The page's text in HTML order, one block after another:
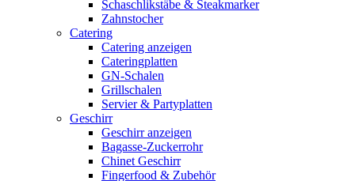
Schaschlikstäbe & Steakmarker
Zahnstocher
Catering
Catering anzeigen
Cateringplatten
GN-Schalen
Grillschalen
Servier & Partyplatten
Geschirr
Geschirr anzeigen
Bagasse-Zuckerrohr
Chinet Geschirr
Fingerfood & Zubehör